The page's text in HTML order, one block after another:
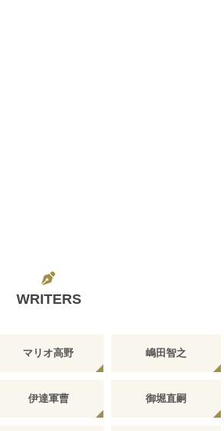
WRITERS
マリオ高野 嶋田智之
伊達軍曹 御堀直嗣